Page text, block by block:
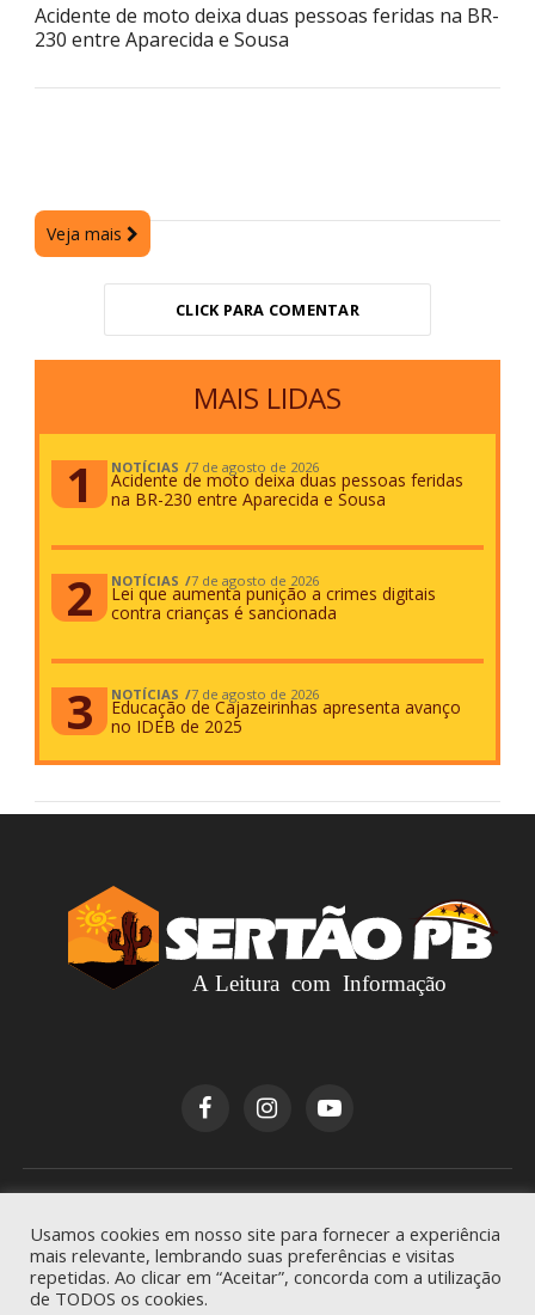
Acidente de moto deixa duas pessoas feridas na BR-
230 entre Aparecida e Sousa
Veja mais
CLICK PARA COMENTAR
MAIS LIDAS
NOTÍCIAS 7 de agosto de 2026
Acidente de moto deixa duas pessoas feridas
na BR-230 entre Aparecida e Sousa
NOTÍCIAS 7 de agosto de 2026
Lei que aumenta punição a crimes digitais
contra crianças é sancionada
NOTÍCIAS 7 de agosto de 2026
Educação de Cajazeirinhas apresenta avanço
no IDEB de 2025
reservados.
Usamos cookies em nosso site para fornecer a experiência
mais relevante, lembrando suas preferências e visitas
repetidas. Ao clicar em “Aceitar”, concorda com a utilização
de TODOS os cookies.